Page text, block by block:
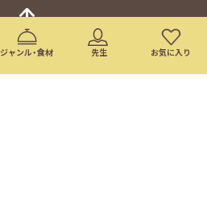
ジャンル・食材 先生 お気に入り
PAGE TOP